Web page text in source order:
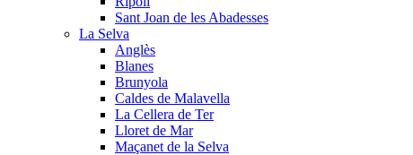
Sant Joan de les Abadesses
La Selva
Anglès
Blanes
Brunyola
Caldes de Malavella
La Cellera de Ter
Lloret de Mar
Maçanet de la Selva